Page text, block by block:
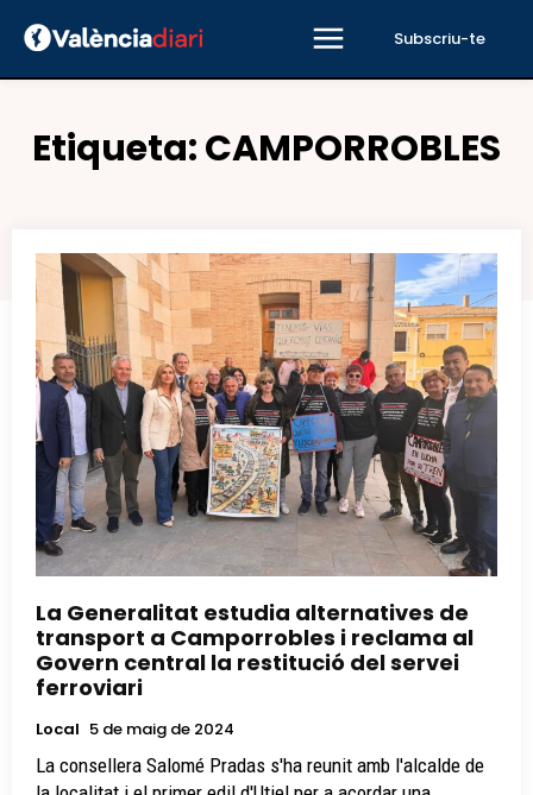
Subscriu-te
Etiqueta:CAMPORROBLES
La Generalitat estudia alternatives de
transport a Camporrobles i reclama al
Govern central la restitució del servei
ferroviari
Local 5 de maig de 2024
La consellera Salomé Pradas s'ha reunit amb l'alcalde de